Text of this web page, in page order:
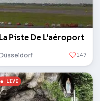
La Piste De L'aéroport
147